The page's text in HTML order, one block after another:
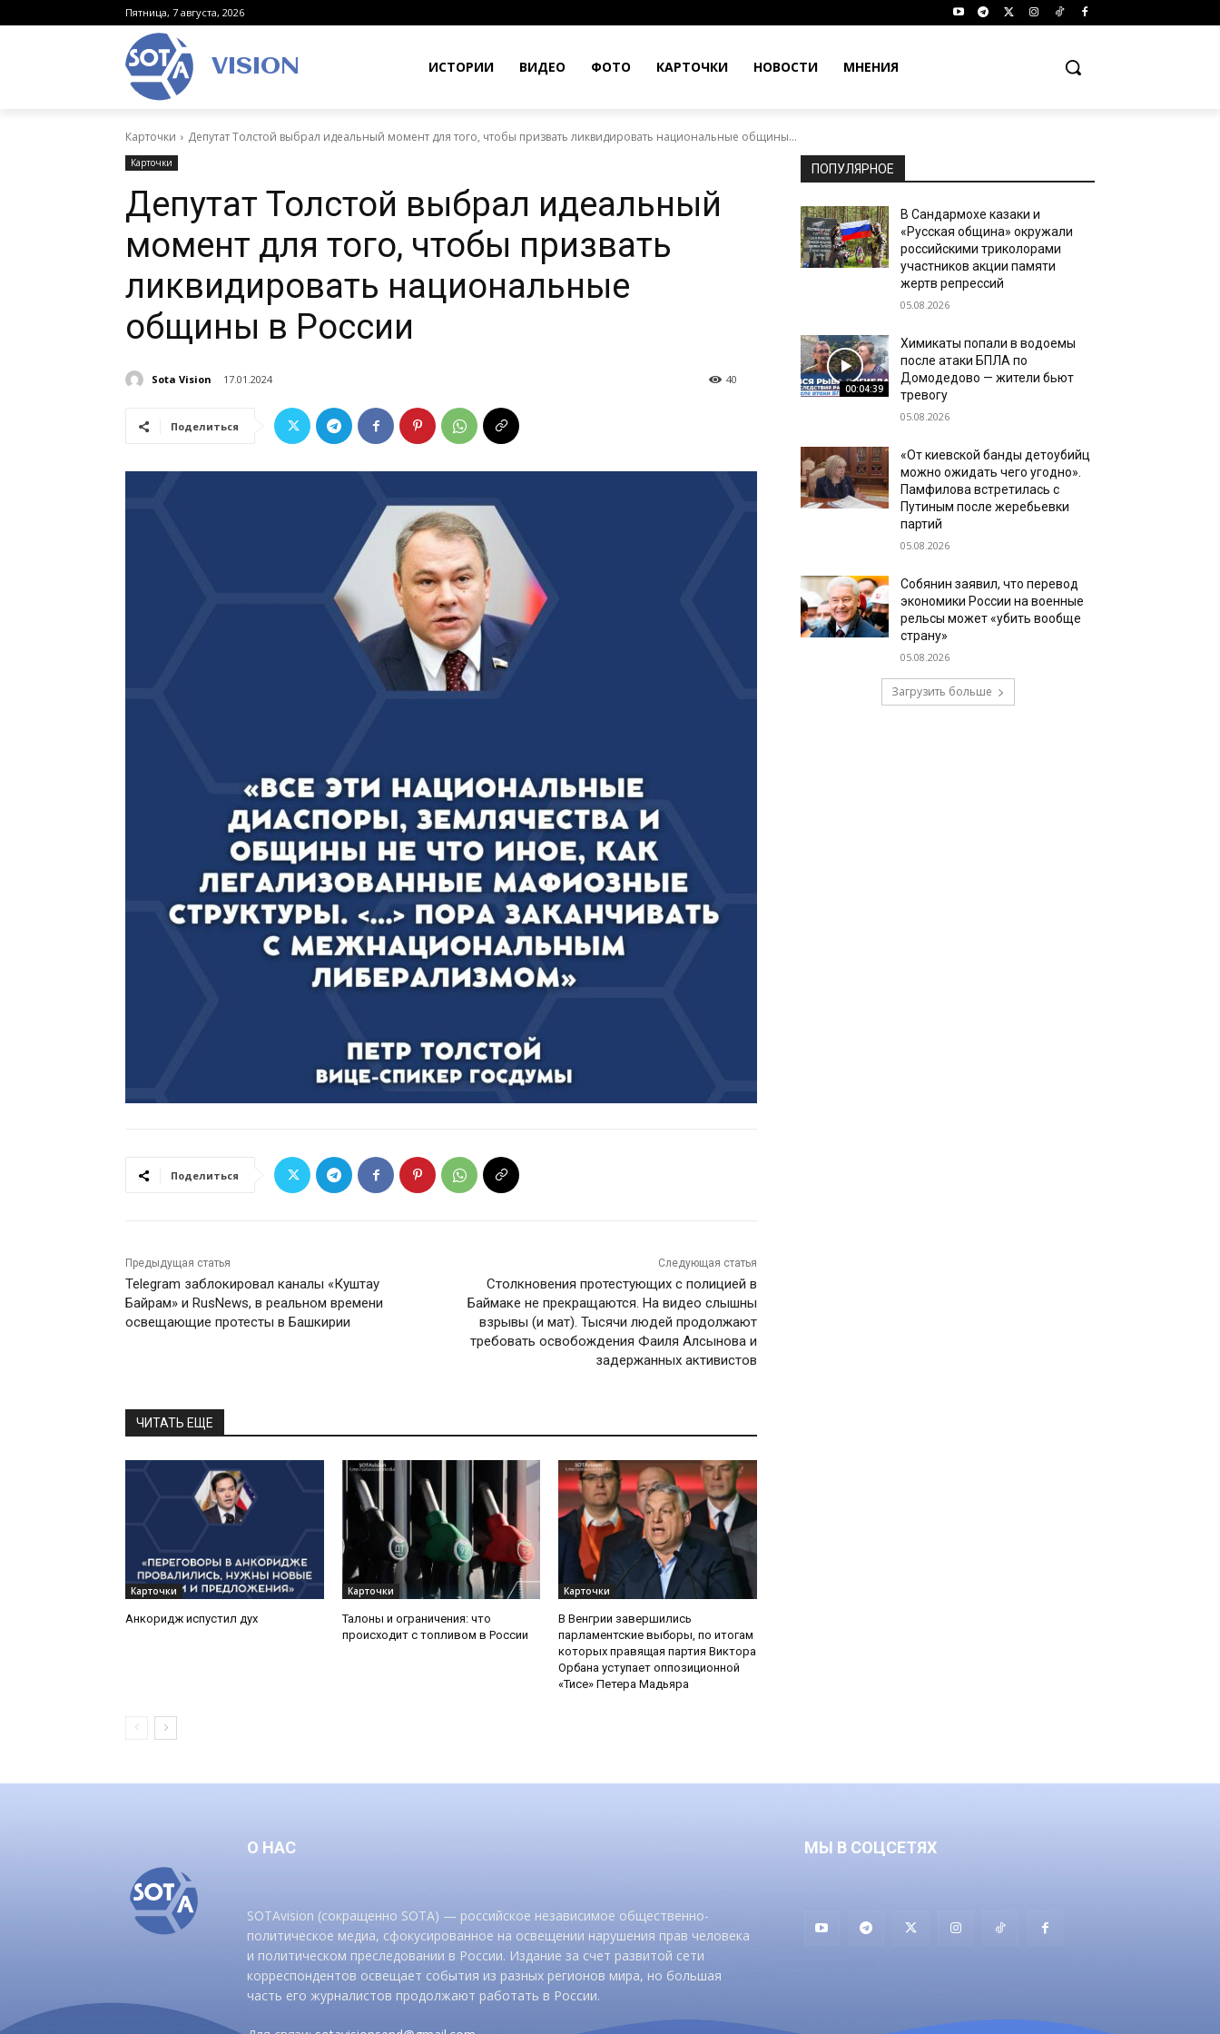
Пятница, 7 августа, 2026
VISION ИСТОРИИ ВИДЕО ФОТО КАРТОЧКИ НОВОСТИ МНЕНИЯ
Карточки Депутат Толстой выбрал идеальный момент для того, чтобы призвать ликвидировать национальные общины...
Карточки
Депутат Толстой выбрал идеальный
момент для того, чтобы призвать
ликвидировать национальные
общины в России
Sota Vision 17.01.2024 40
Поделиться
Поделиться
Предыдущая статья
Telegram заблокировал каналы «Куштау
Байрам» и RusNews, в реальном времени
освещающие протесты в Башкирии
Следующая статья
Столкновения протестующих с полицией в
Баймаке не прекращаются. На видео слышны
взрывы (и мат). Тысячи людей продолжают
требовать освобождения Фаиля Алсынова и
задержанных активистов
ЧИТАТЬ ЕЩЕ
Карточки
Анкоридж испустил дух
Карточки
Талоны и ограничения: что
происходит с топливом в России
Карточки
В Венгрии завершились
парламентские выборы, по итогам
которых правящая партия Виктора
Орбана уступает оппозиционной
«Тисе» Петера Мадьяра
ПОПУЛЯРНОЕ
В Сандармохе казаки и
«Русская община» окружали
российскими триколорами
участников акции памяти
жертв репрессий
05.08.2026
00:04:39
Химикаты попали в водоемы
после атаки БПЛА по
Домодедово — жители бьют
тревогу
05.08.2026
«От киевской банды детоубийц
можно ожидать чего угодно».
Памфилова встретилась с
Путиным после жеребьевки
партий
05.08.2026
Собянин заявил, что перевод
экономики России на военные
рельсы может «убить вообще
страну»
05.08.2026
Загрузить больше
О НАС
SOTAvision (сокращенно SOTA) — российское независимое общественно-
политическое медиа, сфокусированное на освещении нарушения прав человека
и политическом преследовании в России. Издание за счет развитой сети
корреспондентов освещает события из разных регионов мира, но большая
часть его журналистов продолжают работать в России.
МЫ В СОЦСЕТЯХ